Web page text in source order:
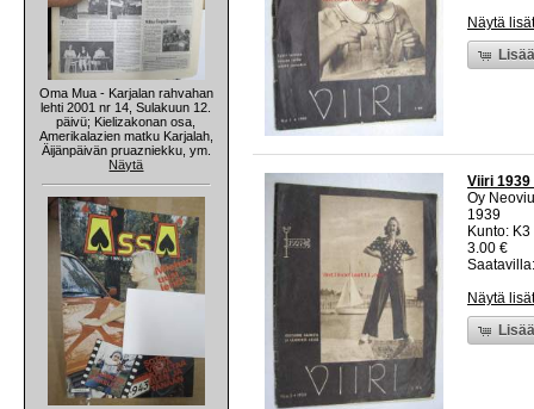
Oma Mua - Karjalan rahvahan
lehti 2001 nr 14, Sulakuun 12.
päivü; Kielizakonan osa,
Amerikalazien matku Karjalah,
Äijänpäivän pruazniekku, ym.
Näytä
Näytä
Viiri
Oy
1939
Kunto:
3.00 €
Näytä